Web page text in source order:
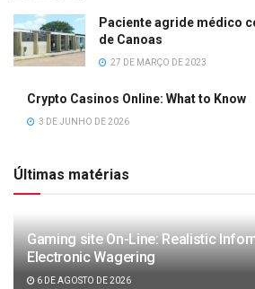
Paciente agride médico
de Canoas
27 DE MARÇO DE 2023
Crypto Casinos Online: What to Know
3 DE JUNHO DE 2026
Últimas matérias
Gaming site On-Line: Realistic
Electronic Wagering
6 DE AGOSTO DE 2026